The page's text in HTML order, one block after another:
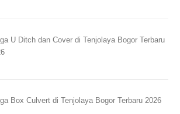
U Ditch dan Cover di Tenjolaya Bogor Terbaru
Box Culvert di Tenjolaya Bogor Terbaru 2026